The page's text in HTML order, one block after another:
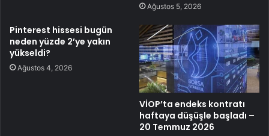
Ağustos 5, 2026
Pinterest hissesi bugün
neden yüzde 2’ye yakın
yükseldi?
Ağustos 4, 2026
VİOP’ta endeks kontratı
haftaya düşüşle başladı –
20 Temmuz 2026